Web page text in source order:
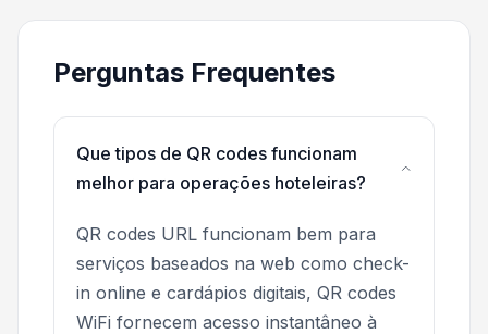
Perguntas Frequentes
Que tipos de QR codes funcionam
melhor para operações hoteleiras?
QR codes URL funcionam bem para
serviços baseados na web como check-
in online e cardápios digitais, QR codes
WiFi fornecem acesso instantâneo à